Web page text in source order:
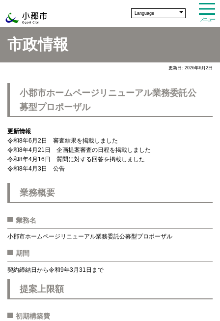
Language
メニュー
市政情報
更新日: 2026年6月2日
小郡市ホームページリニューアル業務委託公
募型プロポーザル
更新情報
令和8年6月2日 審査結果を掲載しました
令和8年4月21日 企画提案審査の日程を掲載しました
令和8年4月16日 質問に対する回答を掲載しました
令和8年4月3日 公告
業務概要
業務名
小郡市ホームページリニューアル業務委託公募型プロポーザル
期間
契約締結日から令和9年3月31日まで
提案上限額
初期構築費